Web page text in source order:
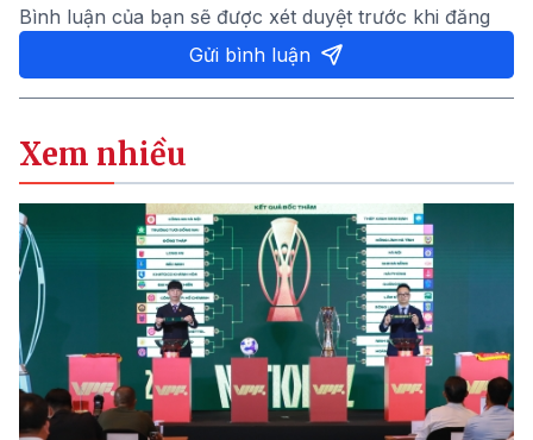
Bình luận của bạn sẽ được xét duyệt trước khi đăng
Gửi bình luận
Xem nhiều